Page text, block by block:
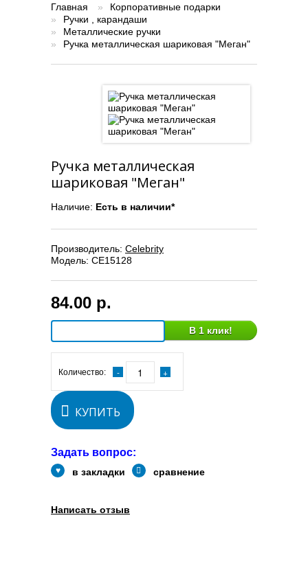
Главная »
Корпоративные подарки
»
Ручки , карандаши
»
Металлические ручки
»
Ручка металлическая шариковая "Меган"
Ручка металлическая
шариковая "Меган"
Наличие: Есть в наличии*
Производитель: Celebrity
Модель: CE15128
84.00 р.
В 1 клик!
Количество:
КУПИТЬ
Задать вопрос:
в закладки сравнение
Написать отзыв